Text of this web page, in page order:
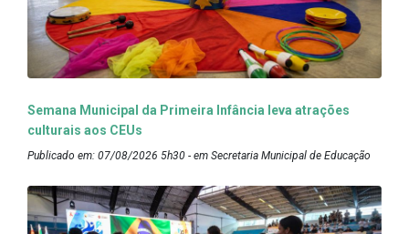
Semana Municipal da Primeira Infância leva atrações
culturais aos CEUs
Publicado em: 07/08/2026 5h30 - em Secretaria Municipal de Educação